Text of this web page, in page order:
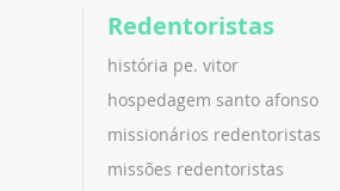
Redentoristas
história pe. vitor
hospedagem santo afonso
missionários redentoristas
missões redentoristas